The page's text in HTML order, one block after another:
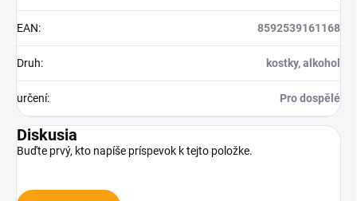
EAN: 8592539161168
Druh: kostky, alkohol
určení: Pro dospělé
Diskusia
Buďte prvý, kto napíše príspevok k tejto položke.